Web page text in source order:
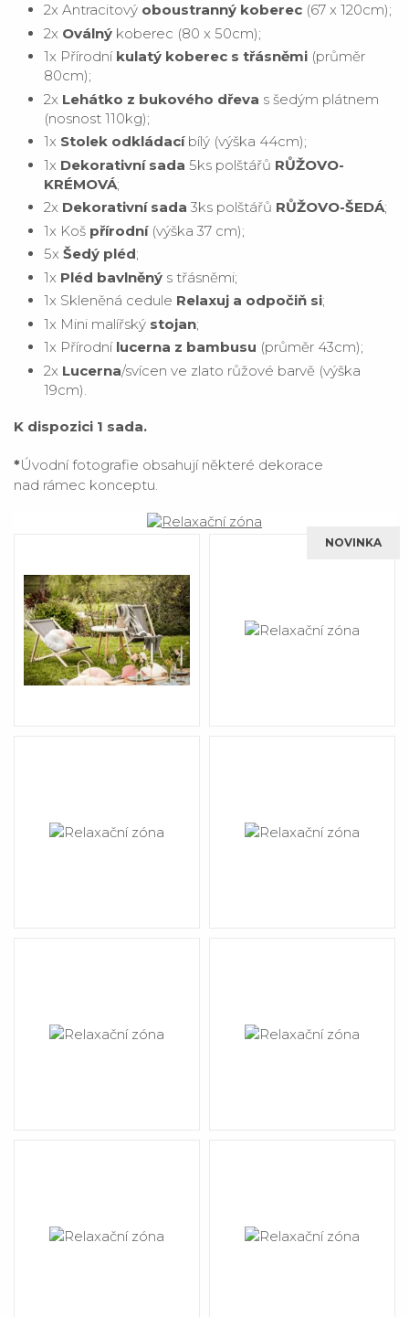
2x Antracitový oboustranný koberec (67 x 120cm);
2x Oválný koberec (80 x 50cm);
1x Přírodní kulatý koberec s třásněmi (průměr
80cm);
2x Lehátko z bukového dřeva s šedým plátnem
(nosnost 110kg);
1x Stolek odkládacíbílý (výška 44cm);
1x Dekorativní sada 5ks polštářů RŮŽOVO-
KRÉMOVÁ;
2x Dekorativní sada 3ks polštářů RŮŽOVO-ŠEDÁ;
1x Koš přírodní (výška 37 cm);
5x Šedý pléd;
1x Pléd bavlněný s třásněmi;
1x Skleněná cedule Relaxuj a odpočiň si;
1x Mini malířský stojan;
1x Přírodní lucerna z bambusu (průměr 43cm);
2x Lucerna/svícen ve zlato růžové barvě (výška
19cm).
K dispozici 1 sada.
*Úvodní fotografie obsahují některé dekorace
nad rámec konceptu.
NOVINKA